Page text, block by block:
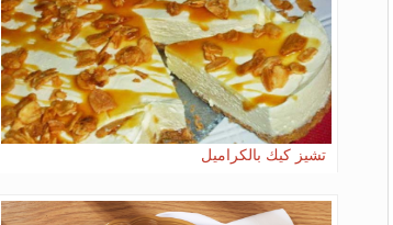
تشيز كيك بالكراميل